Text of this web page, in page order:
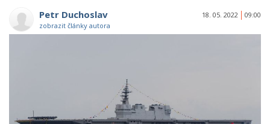
Petr Duchoslav
zobrazit články autora
18. 05. 2022 09:00